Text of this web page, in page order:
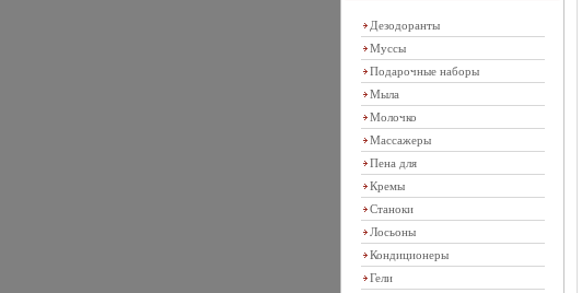
Дезодоранты
Муссы
Подарочные наборы
Мыла
Молочко
Массажеры
Пена для
Кремы
Станоки
Лосьоны
Кондиционеры
Гели